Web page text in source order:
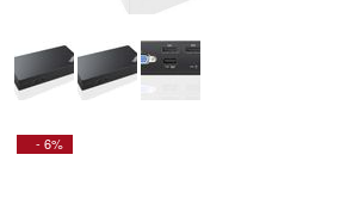
- 6%